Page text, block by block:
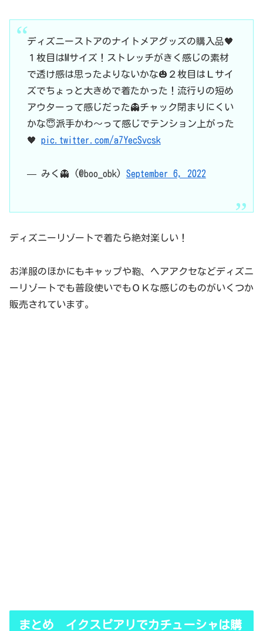
ディズニーストアのナイトメアグッズの購入品🖤
１枚目はMサイズ！ストレッチがきく感じの素材
で透け感は思ったよりないかな🎃２枚目はＬサイ
ズでちょっと大きめで着たかった！流行りの短め
アウターって感じだった👻チャック閉まりにくい
かな😇派手かわ〜って感じでテンション上がった
🖤 pic.twitter.com/a7YecSvcsk
— みく👻 (@boo_obk) September 6, 2022
ディズニーリゾートで着たら絶対楽しい！
お洋服のほかにもキャップや鞄、ヘアアクセなどディズニ
ーリゾートでも普段使いでもＯＫな感じのものがいくつか
販売されています。
まとめ イクスピアリでカチューシャは購